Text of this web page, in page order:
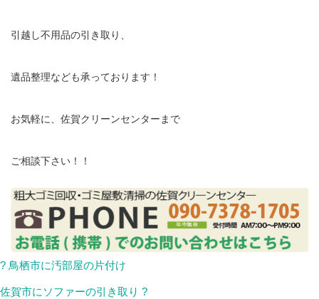
引越し不用品の引き取り、
遺品整理なども承っております！
お気軽に、佐賀クリーンセンターまで
ご相談下さい！！
? 鳥栖市に汚部屋の片付け
佐賀市にソファーの引き取り ?